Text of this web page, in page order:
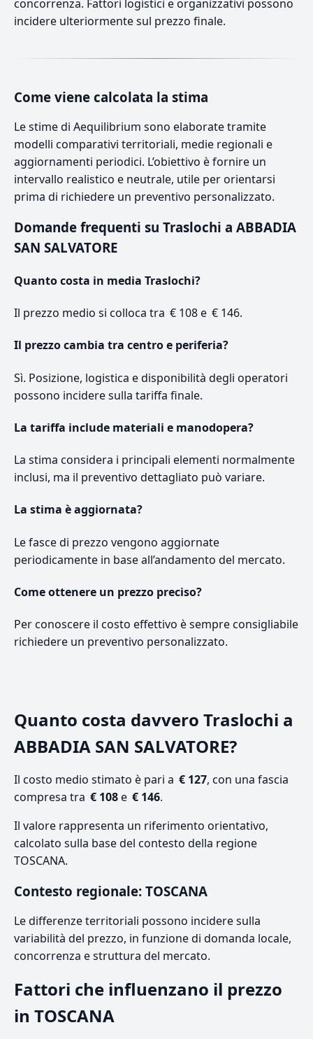
concorrenza. Fattori logistici e organizzativi possono
incidere ulteriormente sul prezzo finale.
Come viene calcolata la stima
Le stime di Aequilibrium sono elaborate tramite
modelli comparativi territoriali, medie regionali e
aggiornamenti periodici. L’obiettivo è fornire un
intervallo realistico e neutrale, utile per orientarsi
prima di richiedere un preventivo personalizzato.
Domande frequenti su Traslochi a ABBADIA
SAN SALVATORE
Quanto costa in media Traslochi?
Il prezzo medio si colloca tra € 108 e € 146.
Il prezzo cambia tra centro e periferia?
Sì. Posizione, logistica e disponibilità degli operatori
possono incidere sulla tariffa finale.
La tariffa include materiali e manodopera?
La stima considera i principali elementi normalmente
inclusi, ma il preventivo dettagliato può variare.
La stima è aggiornata?
Le fasce di prezzo vengono aggiornate
periodicamente in base all’andamento del mercato.
Come ottenere un prezzo preciso?
Per conoscere il costo effettivo è sempre consigliabile
richiedere un preventivo personalizzato.
Quanto costa davvero Traslochi a
ABBADIA SAN SALVATORE?
Il costo medio stimato è pari a € 127, con una fascia
compresa tra € 108e € 146.
Il valore rappresenta un riferimento orientativo,
calcolato sulla base del contesto della regione
TOSCANA.
Contesto regionale: TOSCANA
Le differenze territoriali possono incidere sulla
variabilità del prezzo, in funzione di domanda locale,
concorrenza e struttura del mercato.
Fattori che influenzano il prezzo
in TOSCANA